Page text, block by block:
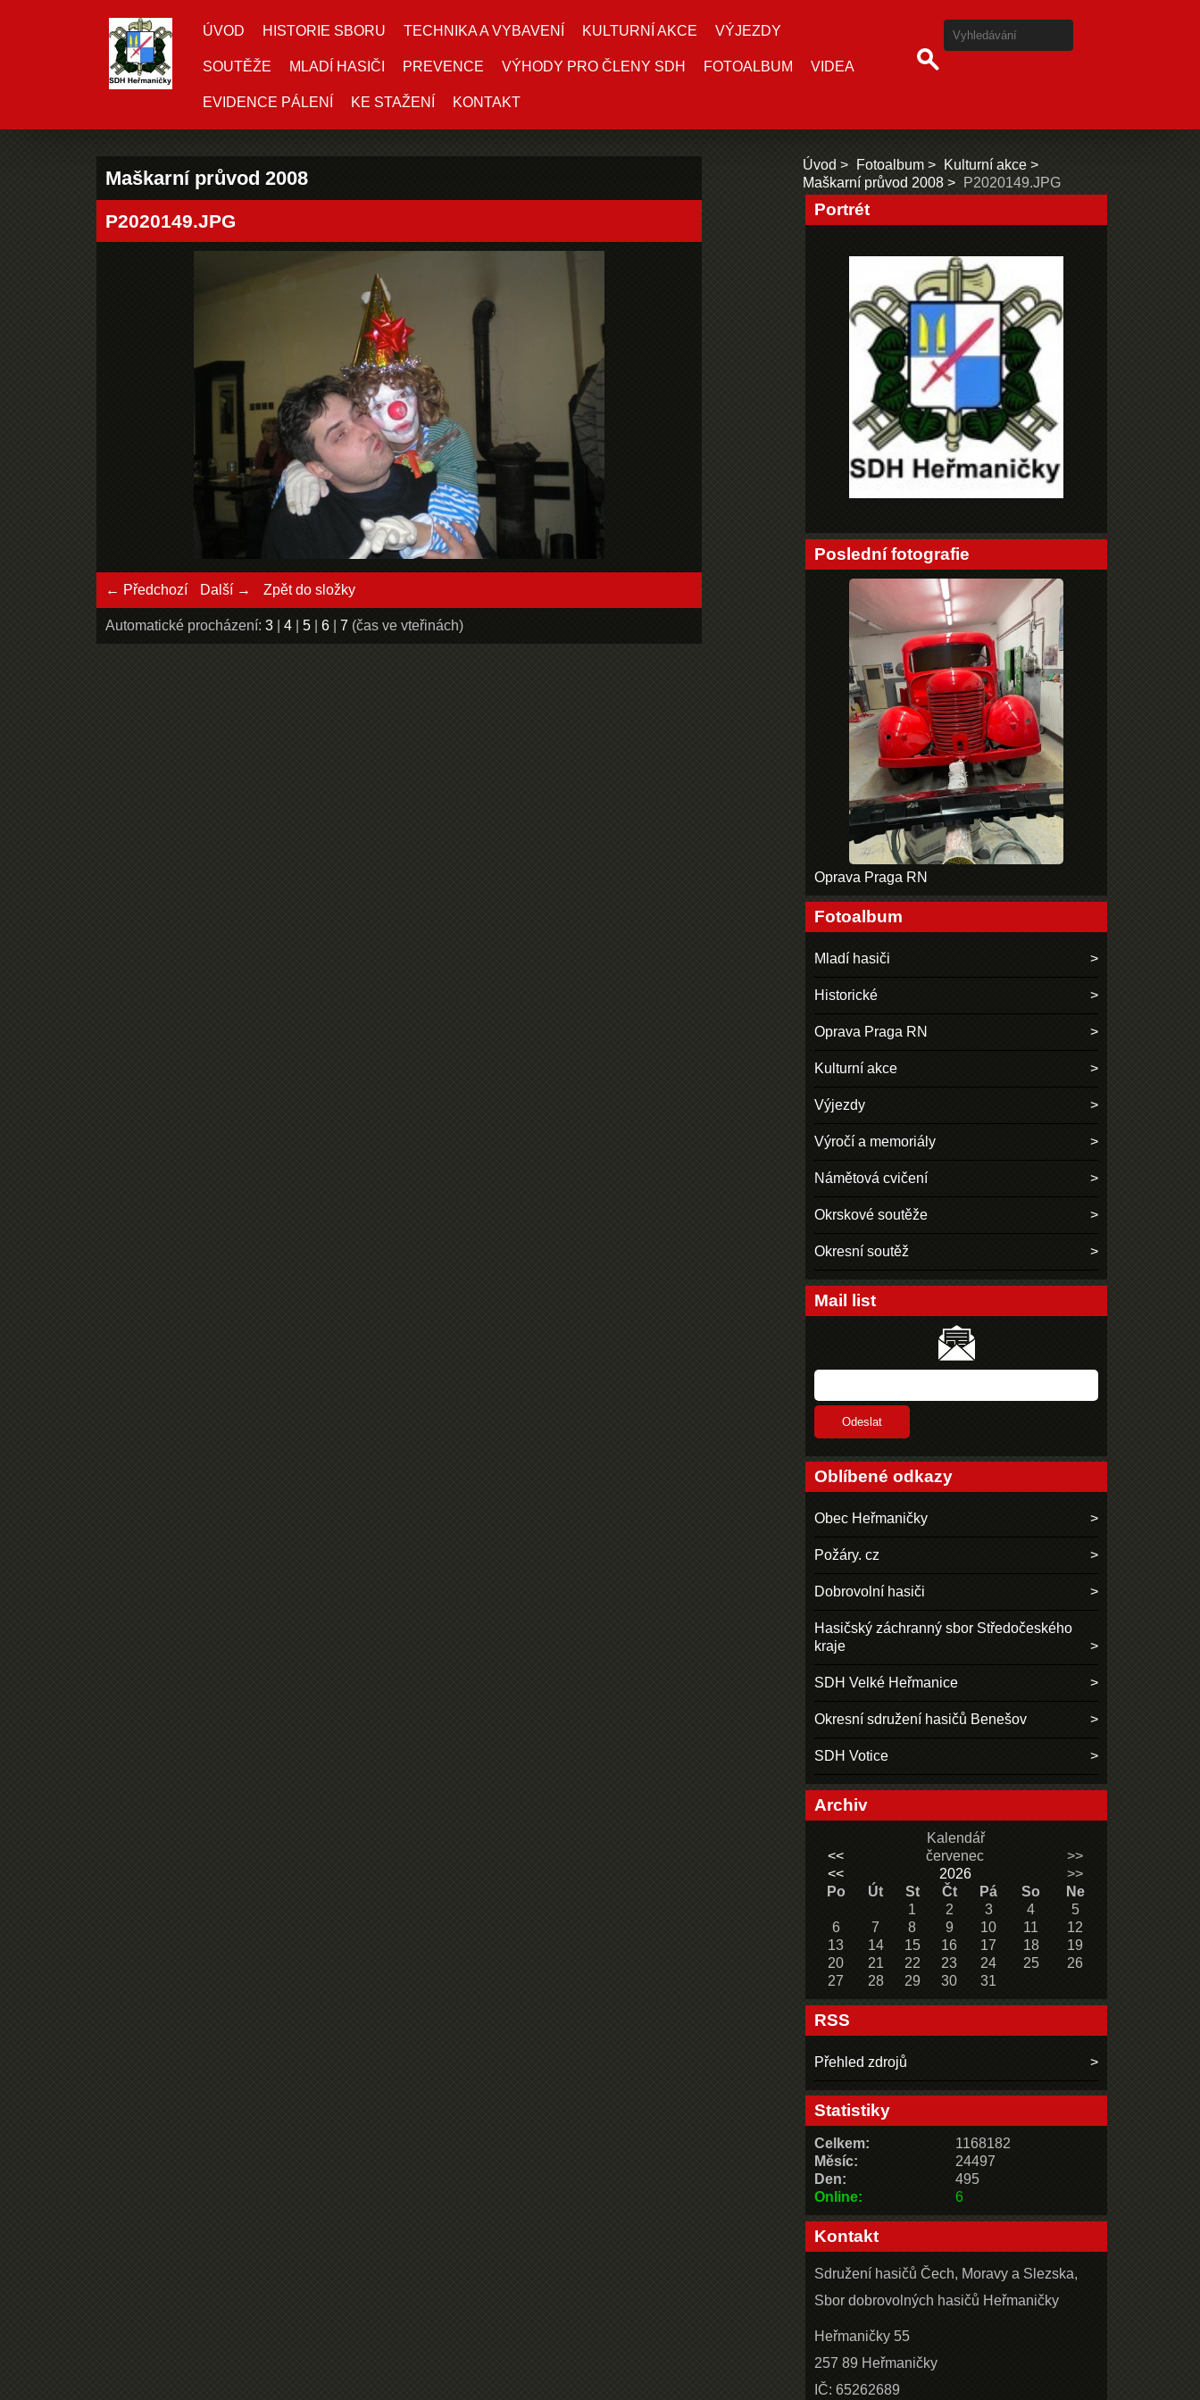
ÚVOD HISTORIE SBORU TECHNIKA A VYBAVENÍ KULTURNÍ AKCE VÝJEZDY
SOUTĚŽE MLADÍ HASIČI PREVENCE VÝHODY PRO ČLENY SDH FOTOALBUM VIDEA
EVIDENCE PÁLENÍ KE STAŽENÍ KONTAKT
Maškarní průvod 2008
P2020149.JPG
← Předchozí Další → Zpět do složky
Automatické procházení: 3| 4| 5| 6| 7 (čas ve vteřinách)
Úvod Fotoalbum
Kulturní akce
Maškarní průvod 2008
P2020149.JPG
Portrét
Poslední fotografie
Oprava Praga RN
Fotoalbum
Mladí hasiči
Historické
Oprava Praga RN
Kulturní akce
Výjezdy
Výročí a memoriály
Námětová cvičení
Okrskové soutěže
Okresní soutěž
Mail list
Oblíbené odkazy
Obec Heřmaničky
Požáry. cz
Dobrovolní hasiči
Hasičský záchranný sbor Středočeského
kraje
SDH Velké Heřmanice
Okresní sdružení hasičů Benešov
SDH Votice
Archiv
Kalendář
<<
červenec
>>
<<
2026
>>
Po
Út St Čt Pá So
Ne
1
2 3 4
5
6
7 8 9 10 11
12
13
14 15 16 17 18
19
20
21 22 23 24 25
26
27
28 29 30 31
RSS
Přehled zdrojů
Statistiky
Online: 6
Celkem:
1168182
Měsíc:
24497
Den:
495
Kontakt
Sdružení hasičů Čech, Moravy a Slezska,
Sbor dobrovolných hasičů Heřmaničky
Heřmaničky 55
257 89 Heřmaničky
IČ: 65262689